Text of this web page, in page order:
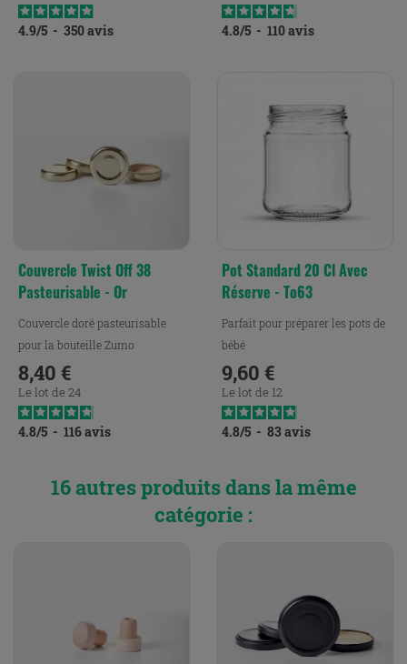
4.9/5 - 350avis 4.8/5 - 110avis
Couvercle Twist Off 38
Pasteurisable - Or
Couvercle doré pasteurisable
pour la bouteille Zumo
Prix
8,40 €
Le lot de 24
4.8/5 - 116avis
Pot Standard 20 Cl Avec
Réserve - To63
Parfait pour préparer les pots de
bébé
Prix
9,60 €
Le lot de 12
4.8/5 - 83 avis
16 autres produits dans la même
catégorie :